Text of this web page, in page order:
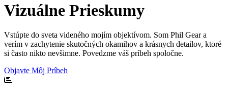
Vizuálne Prieskumy
Vstúpte do sveta videného mojím objektívom. Som Phil Gear a
verím v zachytenie skutočných okamihov a krásnych detailov, ktoré
si často nikto nevšimne. Povedzme váš príbeh spoločne.
Objavte Môj Príbeh